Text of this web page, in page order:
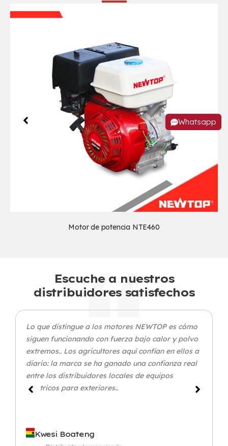
Motor de potencia NTE460
Escuche a nuestros
distribuidores satisfechos
Lo que distingue a los motores NEWTOP es cómo
siguen funcionando con fuerza bajo calor y polvo
extremos.. Los agricultores aquí confían en ellos a
diario: la marca se ha ganado una confianza real
entre los distribuidores locales de equipos
eléctricos para exteriores..
Kwesi Boateng
Whatsapp